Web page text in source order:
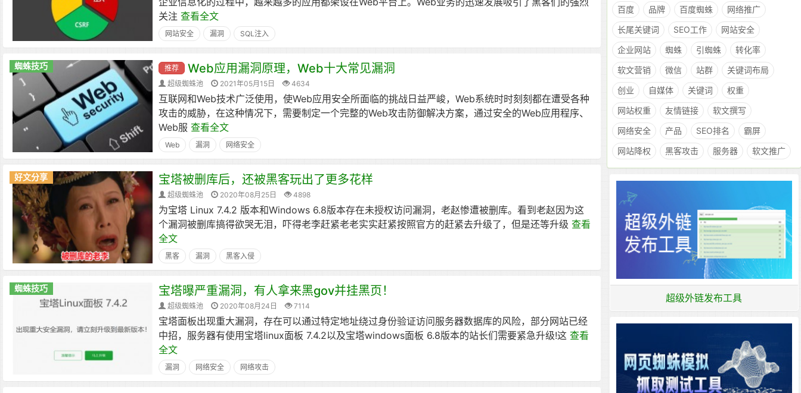
关注查看全文
网站安全 漏洞 SQL注入
蜘蛛技巧 推荐 Web应用漏洞原理，Web十大常见漏洞
超级蜘蛛池 2021年05月15日 4634
​互联网和Web技术广泛使用，使Web应用安全所面临的挑战日益严峻，Web系统时时刻刻都在遭受各种
攻击的威胁，在这种情况下，需要制定一个完整的Web攻击防御解决方案，通过安全的Web应用程序、
Web服查看全文
Web 漏洞 网络安全
好文分享 宝塔被删库后，还被黑客玩出了更多花样
超级蜘蛛池 2020年08月25日 4898
为宝塔 Linux 7.4.2 版本和Windows 6.8版本存在未授权访问漏洞，老赵惨遭被删库。看到老赵因为这
个漏洞被删库搞得欲哭无泪，吓得老李赶紧老老实实赶紧按照官方的赶紧去升级了，但是还等升级查看
全文
黑客 漏洞 黑客入侵
蜘蛛技巧 宝塔曝严重漏洞，有人拿来黑gov并挂黑页！
超级蜘蛛池 2020年08月24日 7114
宝塔面板出现重大漏洞，存在可以通过特定地址绕过身份验证访问服务器数据库的风险，部分网站已经
中招，服务器有使用宝塔linux面板 7.4.2以及宝塔windows面板 6.8版本的站长们需要紧急升级!这查看
全文
漏洞 网络安全 网络攻击
百度
品牌 百度蜘蛛
网络推广
长尾关键词
SEO工作
网站安全
企业网站
蜘蛛 引蜘蛛
转化率
软文营销
微信 站群
关键词布局
创业
自媒体 关键词
权重
网站权重
友情链接
软文撰写
网络安全
产品 SEO排名
霸屏
网站降权
黑客攻击 服务器 软文推广
超级外链发布工具